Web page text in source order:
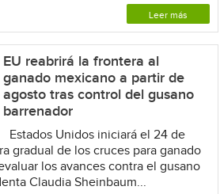
Leer más
EU reabrirá la frontera al
ganado mexicano a partir de
agosto tras control del gusano
barrenador
Estados Unidos iniciará el 24 de
gradual de los cruces para ganado
los avances contra el gusano
Claudia Sheinbaum...